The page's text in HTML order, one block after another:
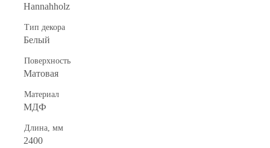
Hannahholz
Тип декора
Белый
Поверхность
Матовая
Материал
МДФ
Длина, мм
2400